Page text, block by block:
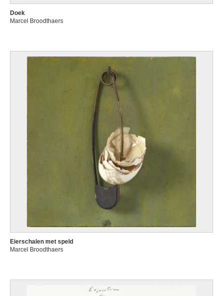
Doek
Marcel Broodthaers
Eierschalen met speld
Marcel Broodthaers